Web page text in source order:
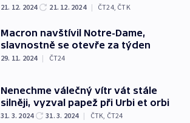
21. 12. 2024 21. 12. 2024 | ČT24, ČTK
Macron navštívil Notre-Dame,
slavnostně se otevře za týden
29. 11. 2024 | ČT24
Nenechme válečný vítr vát stále
silněji, vyzval papež při Urbi et orbi
31. 3. 2024 31. 3. 2024 | ČTK, ČT24